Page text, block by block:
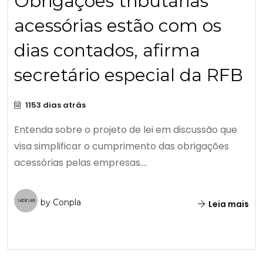
acessórias estão com os
dias contados, afirma
secretário especial da RFB
1153 dias atrás
Entenda sobre o projeto de lei em discussão que
visa simplificar o cumprimento das obrigações
acessórias pelas empresas....
by Conpla Leia mais